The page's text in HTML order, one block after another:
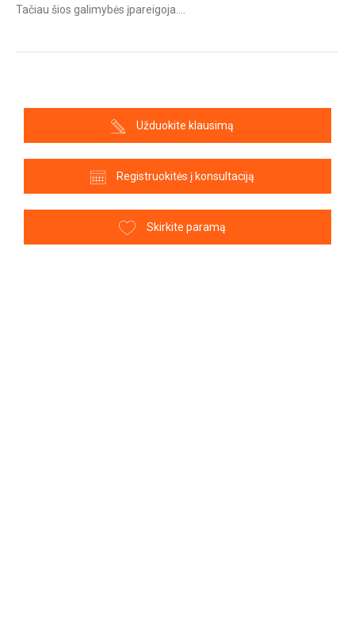
Tačiau šios galimybės įpareigoja.…
Užduokite klausimą
Registruokitės į konsultaciją
Skirkite paramą